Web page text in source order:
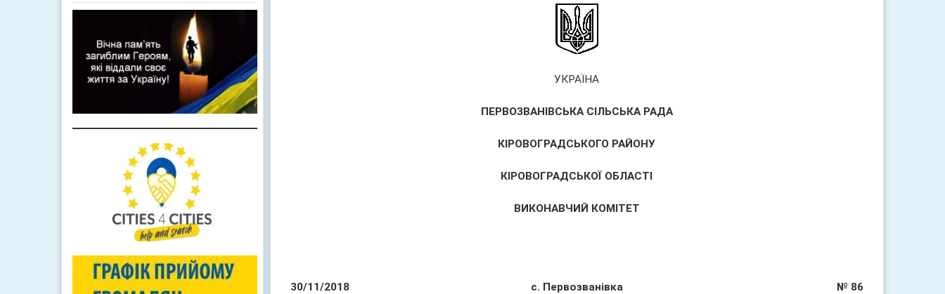
УКРАЇНА
ПЕРВОЗВАНІВСЬКА СІЛЬСЬКА РАДА
КІРОВОГРАДСЬКОГО РАЙОНУ
КІРОВОГРАДСЬКОЇ ОБЛАСТІ
ВИКОНАВЧИЙ КОМІТЕТ
30/11/2018 с. Первозванівка № 86